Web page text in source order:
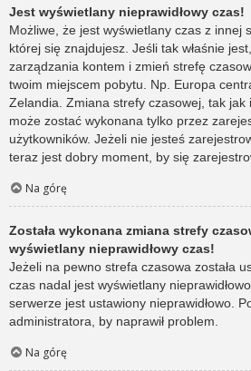
Jest wyświetlany nieprawidłowy czas!
Możliwe, że jest wyświetlany czas z innej
której się znajdujesz. Jeśli tak właśnie
zarządzania kontem i zmień strefę
twoim miejscem pobytu. Np. Europa
Zelandia. Zmiana strefy czasowej, tak jak
może zostać wykonana tylko przez
użytkowników. Jeżeli nie jesteś
teraz jest dobry moment, by się
Na górę
Została wykonana zmiana strefy
wyświetlany nieprawidłowy czas!
Jeżeli na pewno strefa czasowa została
czas nadal jest wyświetlany
serwerze jest ustawiony nieprawidłowo.
administratora, by naprawił problem.
Na górę